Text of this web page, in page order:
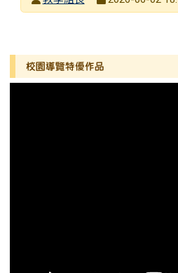
左邊區域內容
校園導覽特優作品